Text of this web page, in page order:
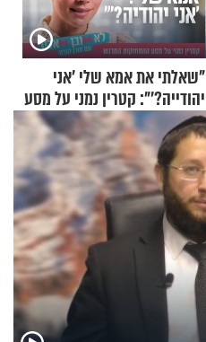
"שאלתי את אמא שלי 'אני
יהודייה?'": קטרין נמני על מסע
ההתחזקות המרגש